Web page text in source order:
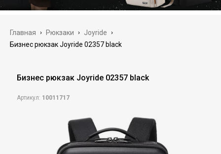
Главная › Рюкзаки › Joyride ›
Бизнес рюкзак Joyride 02357 black
Бизнес рюкзак Joyride 02357 black
Артикул: 10011717